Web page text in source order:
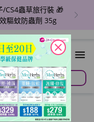
CS4蟲草旅行裝 🎁
驅蚊防蟲劑 35g
close